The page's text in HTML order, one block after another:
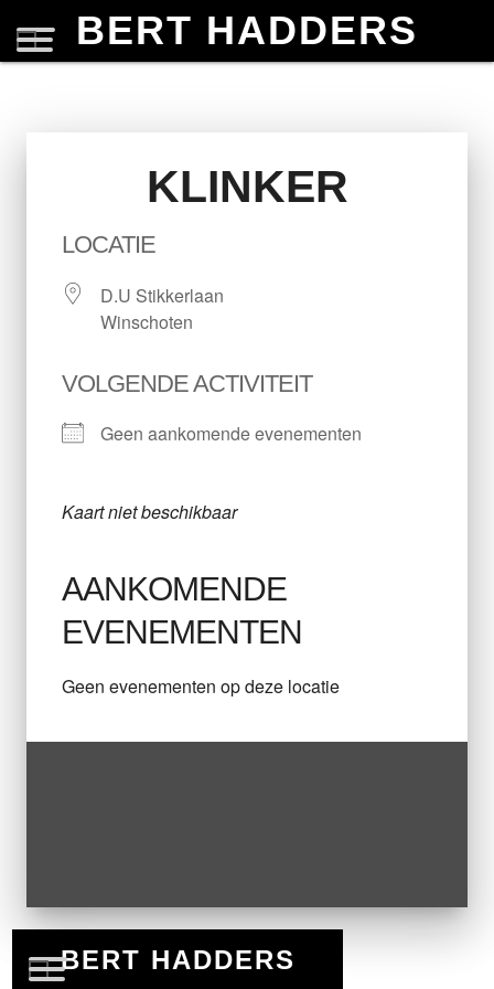
BERT HADDERS
KLINKER
LOCATIE
D.U Stikkerlaan
Winschoten
VOLGENDE ACTIVITEIT
Geen aankomende evenementen
Kaart niet beschikbaar
AANKOMENDE
EVENEMENTEN
Geen evenementen op deze locatie